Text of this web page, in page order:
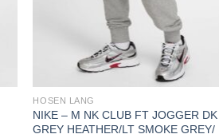
HOSEN LANG
NIKE – M NK CLUB FT JOGGER DK
GREY HEATHER/LT SMOKE GREY/